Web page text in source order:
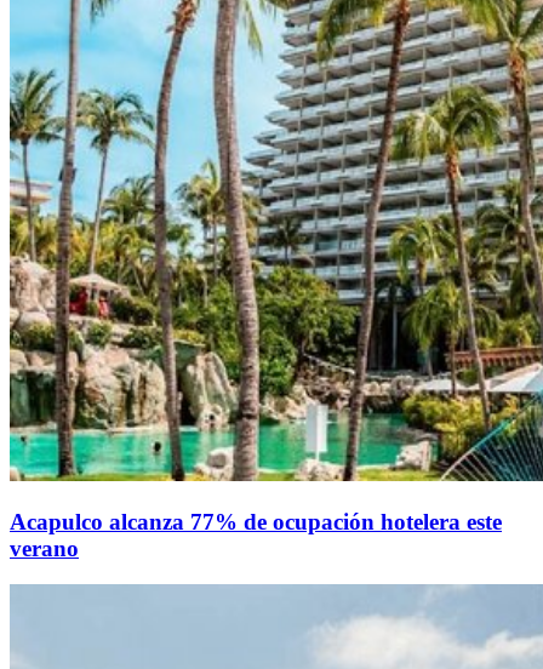
Acapulco alcanza 77% de ocupación hotelera este
verano